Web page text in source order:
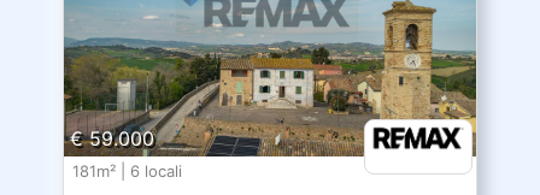
€ 59.000
181m² | 6 locali